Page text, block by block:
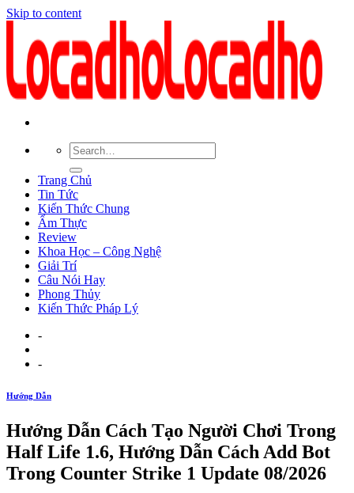
Skip to content
Trang Chủ
Tin Tức
Kiến Thức Chung
Ẩm Thực
Review
Khoa Học – Công Nghệ
Giải Trí
Câu Nói Hay
Phong Thủy
Kiến Thức Pháp Lý
-
-
Hướng Dẫn
Hướng Dẫn Cách Tạo Người Chơi Trong
Half Life 1.6, Hướng Dẫn Cách Add Bot
Trong Counter Strike 1 Update 08/2026